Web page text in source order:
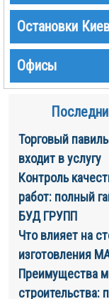
Остановки
Офисы
Торговый
входит в услугу
Контроль
работ: полный
БУД ГРУПП
Что влияет на
изготовления
Преимущества
строительства: